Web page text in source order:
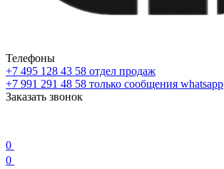
Телефоны
+7 495 128 43 58 отдел продаж
+7 991 291 48 58 только сообщения whatsapp
Заказать звонок
0
0